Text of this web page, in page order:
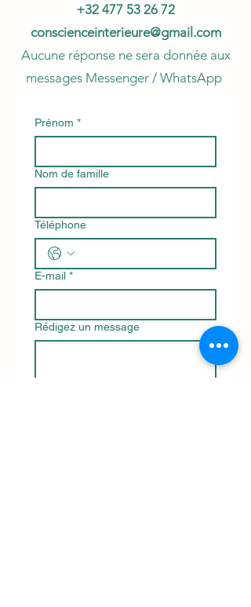
+32 477 53 26 72
conscienceinterieure@gmail.com
Aucune réponse ne sera donnée aux
messages Messenger / WhatsApp
Prénom *
Nom de famille
Téléphone
E-mail *
Rédigez un message